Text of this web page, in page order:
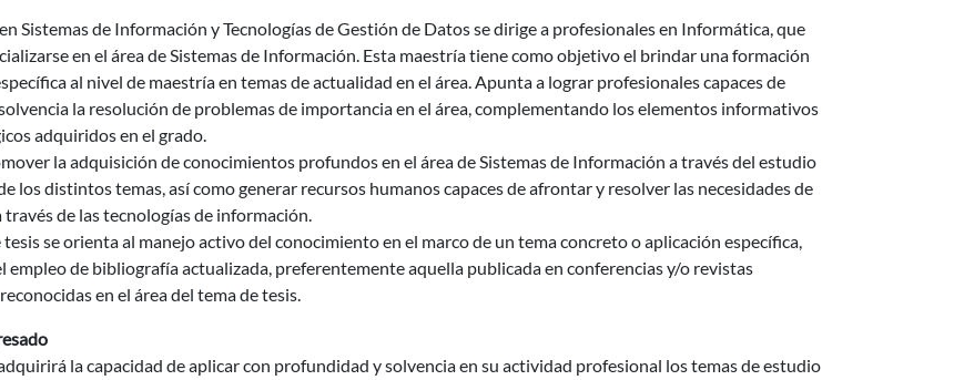
Sistemas de Información y Tecnologías de Gestión de Datos se dirige a profesionales en Informática, que
en el área de Sistemas de Información. Esta maestría tiene como objetivo el brindar una formación
al nivel de maestría en temas de actualidad en el área. Apunta a lograr profesionales capaces de
la resolución de problemas de importancia en el área, complementando los elementos informativos
adquiridos en el grado.
la adquisición de conocimientos profundos en el área de Sistemas de Información a través del estudio
los distintos temas, así como generar recursos humanos capaces de afrontar y resolver las necesidades de
través de las tecnologías de información.
tesis se orienta al manejo activo del conocimiento en el marco de un tema concreto o aplicación específica,
empleo de bibliografía actualizada, preferentemente aquella publicada en conferencias y/o revistas
en el área del tema de tesis.
la capacidad de aplicar con profundidad y solvencia en su actividad profesional los temas de estudio